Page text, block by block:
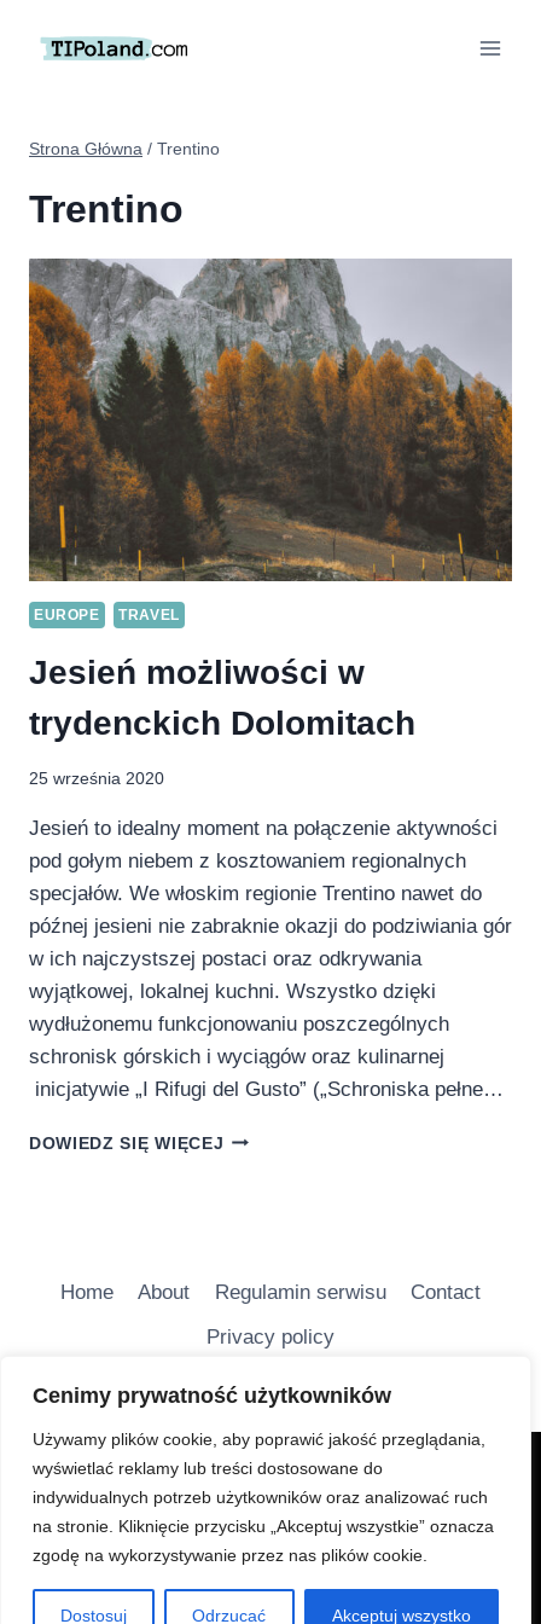
Cenimy prywatność użytkowników
Używamy plików cookie, aby poprawić jakość przeglądania,
wyświetlać reklamy lub treści dostosowane do
indywidualnych potrzeb użytkowników oraz analizować ruch
na stronie. Kliknięcie przycisku „Akceptuj wszystkie” oznacza
zgodę na wykorzystywanie przez nas plików cookie.
Dostosuj Odrzucać Akceptuj wszystko
Strona Główna / Trentino
Trentino
EUROPE TRAVEL
Jesień możliwości w
trydenckich Dolomitach
25 września 2020
Jesień to idealny moment na połączenie aktywności
pod gołym niebem z kosztowaniem regionalnych
specjałów. We włoskim regionie Trentino nawet do
późnej jesieni nie zabraknie okazji do podziwiania gór
w ich najczystszej postaci oraz odkrywania
wyjątkowej, lokalnej kuchni. Wszystko dzięki
wydłużonemu funkcjonowaniu poszczególnych
schronisk górskich i wyciągów oraz kulinarnej
inicjatywie „I Rifugi del Gusto” („Schroniska pełne…
DOWIEDZ SIĘ WIĘCEJ JESIEŃ
Home About Regulamin serwisu
Contact
Privacy policy
Charakter Serwisu jest głównie informacyjny i ma na
celu bezpłatne udostępnianie wiadomości
turystycznych.
© 2026